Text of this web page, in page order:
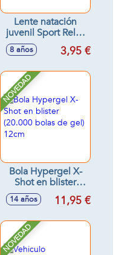
Lente natación
juvenil Sport Relay
Goggles (+ 8 años)
- Modelos surtidos
8 años 3,95 €
NOVEDAD
Bola Hypergel X-
Shot en blister
(20.000 bolas de
gel) 12cm
14 años 11,95 €
NOVEDAD